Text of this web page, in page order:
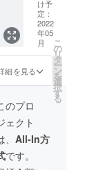
けしま
すとと
もに、
お礼の
メール
と今後
の開発
てお届
す。 ラ
ズパイ
で動作
させる
てお届
けしま
す。 写
真の基
板(完成
品)を1
つお届
もに、
お礼の
メール
と今後
の開発
計画案
クト期
間が1月
程あり
ますの
で、追
加製造
第二弾
を決定
しまし
た。よ
ろしく
お願い
しま
す。 写
け予
定：
2022
年05
月
細を見る
こ
の
リ
タ
ー
ン
を
選
択
す
る
のプロ
ェクト
、 All-In方
です。